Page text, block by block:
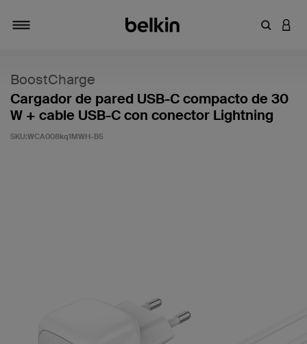
BoostCharge
Cargador de pared USB-C compacto de 30
W + cable USB-C con conector Lightning
SKU:WCA008kq1MWH-B5